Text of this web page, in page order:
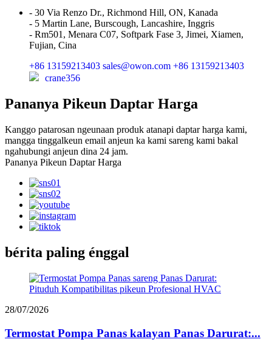
- 30 Via Renzo Dr., Richmond Hill, ON, Kanada
- 5 Martin Lane, Burscough, Lancashire, Inggris
- Rm501, Menara C07, Softpark Fase 3, Jimei, Xiamen,
Fujian, Cina
+86 13159213403 sales@owon.com +86 13159213403
crane356
Pananya Pikeun Daptar Harga
Kanggo patarosan ngeunaan produk atanapi daptar harga kami,
mangga tinggalkeun email anjeun ka kami sareng kami bakal
ngahubungi anjeun dina 24 jam.
Pananya Pikeun Daptar Harga
bérita paling énggal
28/07/2026
Termostat Pompa Panas kalayan Panas Darurat:...